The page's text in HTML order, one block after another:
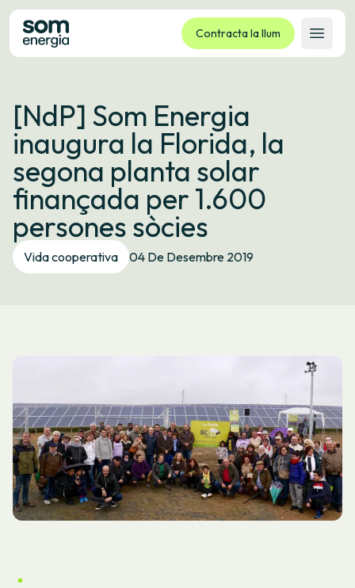
Contracta la llum
Obrir
Tarifes
Serveis
Empreses
La cooperativa
Contacte
Tràmits
Oficina virtual
[NdP] Som Energia
inaugura la Florida, la
segona planta solar
finançada per 1.600
persones sòcies
Vida cooperativa 04 De Desembre 2019